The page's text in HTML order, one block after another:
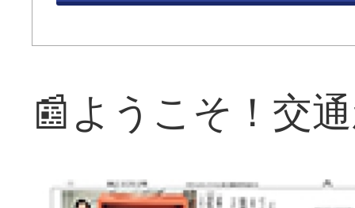
📰ようこそ！交